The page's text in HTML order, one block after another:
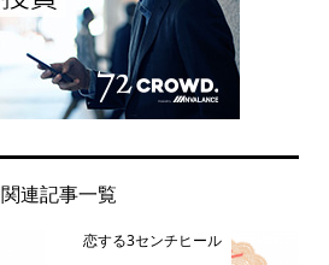
関連記事一覧
恋する3センチヒール